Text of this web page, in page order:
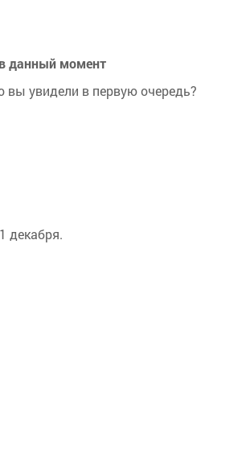
в данный момент
вы увидели в первую очередь?
декабря.